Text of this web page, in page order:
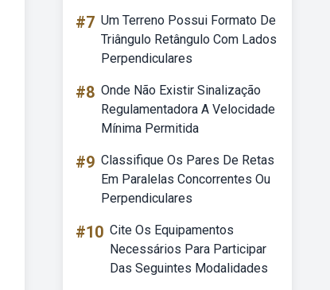
#7 Um Terreno Possui Formato De
Triângulo Retângulo Com Lados
Perpendiculares
#8 Onde Não Existir Sinalização
Regulamentadora A Velocidade
Mínima Permitida
#9 Classifique Os Pares De Retas
Em Paralelas Concorrentes Ou
Perpendiculares
#10 Cite Os Equipamentos
Necessários Para Participar
Das Seguintes Modalidades